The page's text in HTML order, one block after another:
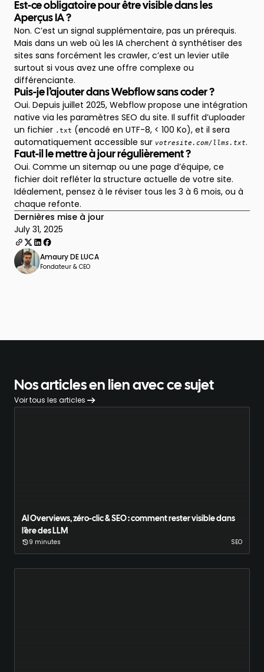
Est-ce obligatoire pour être visible dans les
Aperçus IA ?
Non. C’est un signal supplémentaire, pas un prérequis.
Mais dans un web où les IA cherchent à synthétiser des
sites sans forcément les crawler, c’est un levier utile
surtout si vous avez une offre complexe ou
différenciante.
Puis-je l’ajouter dans Webflow sans coder ?
Oui. Depuis juillet 2025, Webflow propose une intégration
native via les paramètres SEO du site. Il suffit d’uploader
un fichier .txt (encodé en UTF-8, < 100 Ko), et il sera
automatiquement accessible sur votresite.com/llms.txt.
Faut-il le mettre à jour régulièrement ?
Oui. Comme un sitemap ou une page d’équipe, ce
fichier doit refléter la structure actuelle de votre site.
Idéalement, pensez à le réviser tous les 3 à 6 mois, ou à
chaque refonte.
Dernières mise à jour
July 31, 2025
Amaury DE LUCA
Fondateur & CEO
Nos articles en lien avec ce sujet
Voir tous les articles
AI Overviews, zéro-clic & SEO : comment rester visible dans
l’ère des LLM
9 minutes SEO